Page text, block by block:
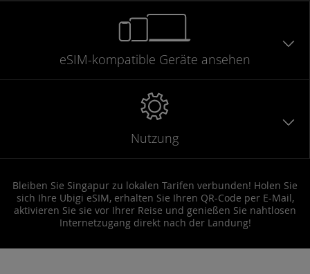
eSIM-kompatible Geräte ansehen
Nutzung
Bleiben Sie Singapur zu lokalen Tarifen verbunden! Holen Sie
sich Ihre Ubigi eSIM, erhalten Sie Ihren QR-Code per E-Mail,
aktivieren Sie sie vor Ihrer Reise und genießen Sie nahtlosen
Internetzugang direkt nach der Landung!